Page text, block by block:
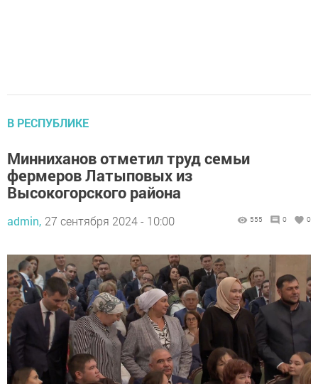
В РЕСПУБЛИКЕ
Минниханов отметил труд семьи
фермеров Латыповых из
Высокогорского района
admin, 27 сентября 2024 - 10:00 555 0 0